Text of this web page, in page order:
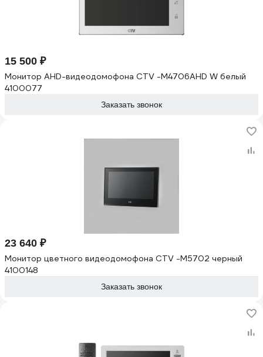
15 500 ₽
Монитор AHD-видеодомофона CTV -M4706AHD W белый
4100077
Заказать звонок
23 640 ₽
Монитор цветного видеодомофона CTV -M5702 черный
4100148
Заказать звонок